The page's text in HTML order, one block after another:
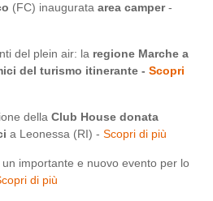
(FC) inaugurata area camper-
del plein air: la regione Marche a
del turismo itinerante - Scopri
della Club House donata
a Leonessa (RI) - Scopri di più
un importante e nuovo evento per lo
di più